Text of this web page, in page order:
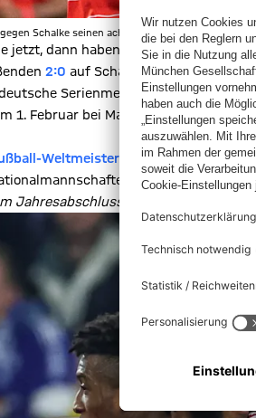
Schalke seinen achten Saisontreffer.
jetzt, dann haben wir auch die
2:0 auf Schalke, das bereits den
Serienmeister am 14.
1. Februar bei Mainz 05. Am 20.
Weltmeisterschaftauf dem
Jahresabschluss: